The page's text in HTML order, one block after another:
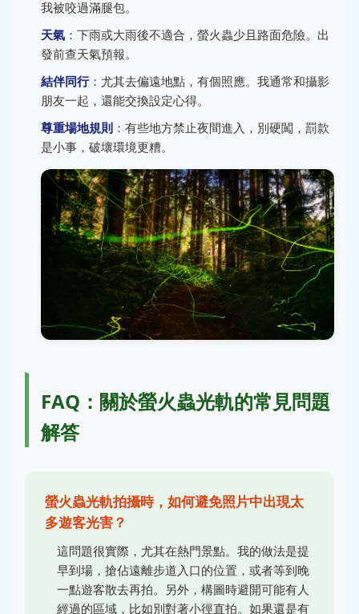
我被咬過滿腿包。
天氣 ：下雨或大雨後不適合，螢火蟲少且路面危險。出
發前查天氣預報。
結伴同行：尤其去偏遠地點，有個照應。我通常和攝影
朋友一起，還能交換設定心得。
尊重場地規則 ：有些地方禁止夜間進入，別硬闖，罰款
是小事，破壞環境更糟。
FAQ：關於螢火蟲光軌的常見問題
解答
螢火蟲光軌拍攝時，如何避免照片中出現太
多遊客光害？
這問題很實際，尤其在熱門景點。我的做法是提
早到場，搶佔遠離步道入口的位置，或者等到晚
一點遊客散去再拍。另外，構圖時避開可能有人
經過的區域，比如別對著小徑直拍。如果還是有